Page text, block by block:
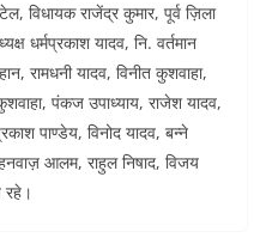
विधायक राजेंद्र कुमार, पूर्व ज़िला
धर्मप्रकाश यादव, नि. वर्तमान
रामधनी यादव, विनीत कुशवाहा,
पंकज उपाध्याय, राजेश यादव,
पाण्डेय, विनोद यादव, बन्ने
आलम, राहुल निषाद, विजय
रहे।